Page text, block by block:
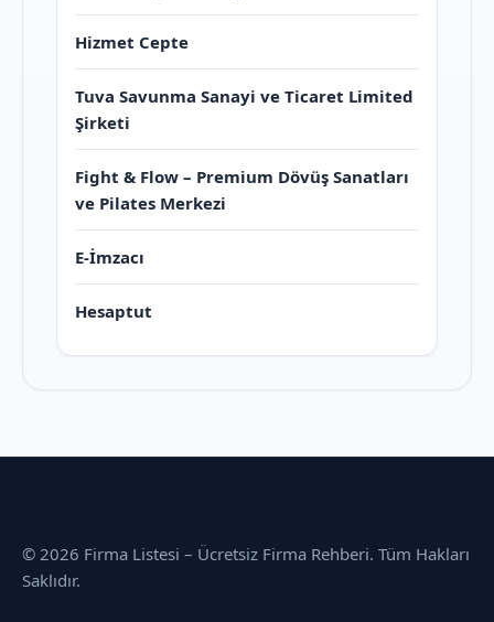
Hizmet Cepte
Tuva Savunma Sanayi ve Ticaret Limited
Şirketi
Fight & Flow – Premium Dövüş Sanatları
ve Pilates Merkezi
E-İmzacı
Hesaptut
© 2026 Firma Listesi – Ücretsiz Firma Rehberi. Tüm Hakları
Saklıdır.